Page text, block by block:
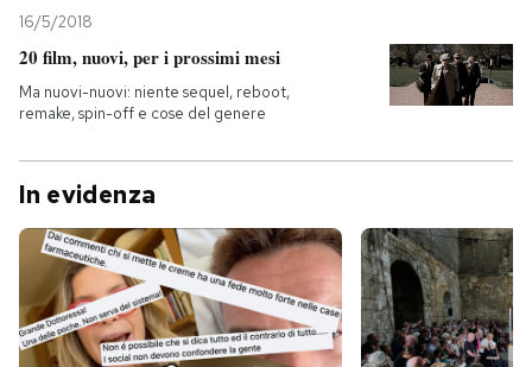
AREA PERSONALE
Entra
16/5/2018
20 film, nuovi, per i prossimi mesi
Ma nuovi-nuovi: niente sequel, reboot,
remake, spin-off e cose del genere
In evidenza